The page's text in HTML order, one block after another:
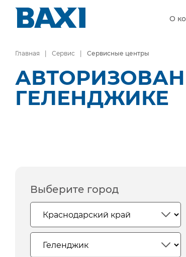
О
Главная Сервис Сервисные центры
ГЕЛЕНДЖИКЕ
Выберите город